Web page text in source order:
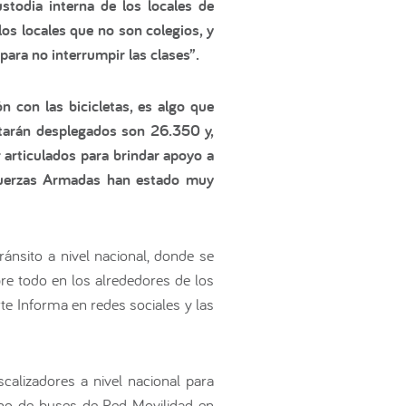
interna de los locales de
locales que no son colegios, y
no interrumpir las clases”.
con las bicicletas, es algo que
desplegados son 26.350 y,
para brindar apoyo a
Armadas han estado muy
a nivel nacional, donde se
todo en los alrededores de los
Informa en redes sociales y las
a nivel nacional para